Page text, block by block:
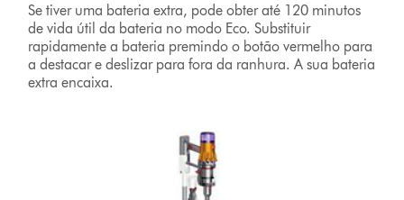
Se tiver uma bateria extra, pode obter até 120 minutos
de vida útil da bateria no modo Eco. Substituir
rapidamente a bateria premindo o botão vermelho para
a destacar e deslizar para fora da ranhura. A sua bateria
extra encaixa.